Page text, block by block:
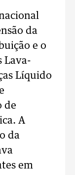
da
e o
Lava-
Líquido
de
A
da
em